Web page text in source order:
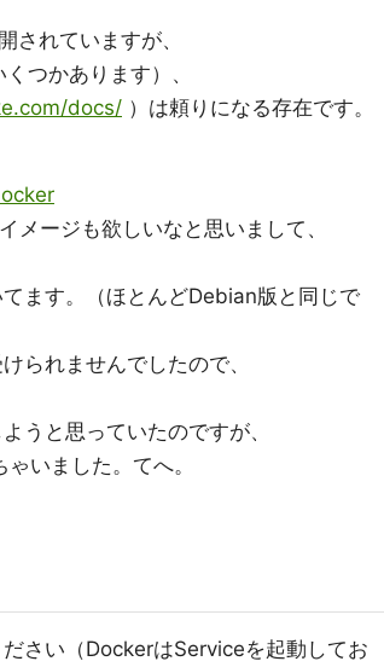
れていますが、
つかあります）、
docs/ ）は頼りになる存在です。
ージも欲しいなと思いまして、
ます。（ほとんどDebian版と同じで
られませんでしたので、
うと思っていたのですが、
いました。てへ。
さい（DockerはServiceを起動してお